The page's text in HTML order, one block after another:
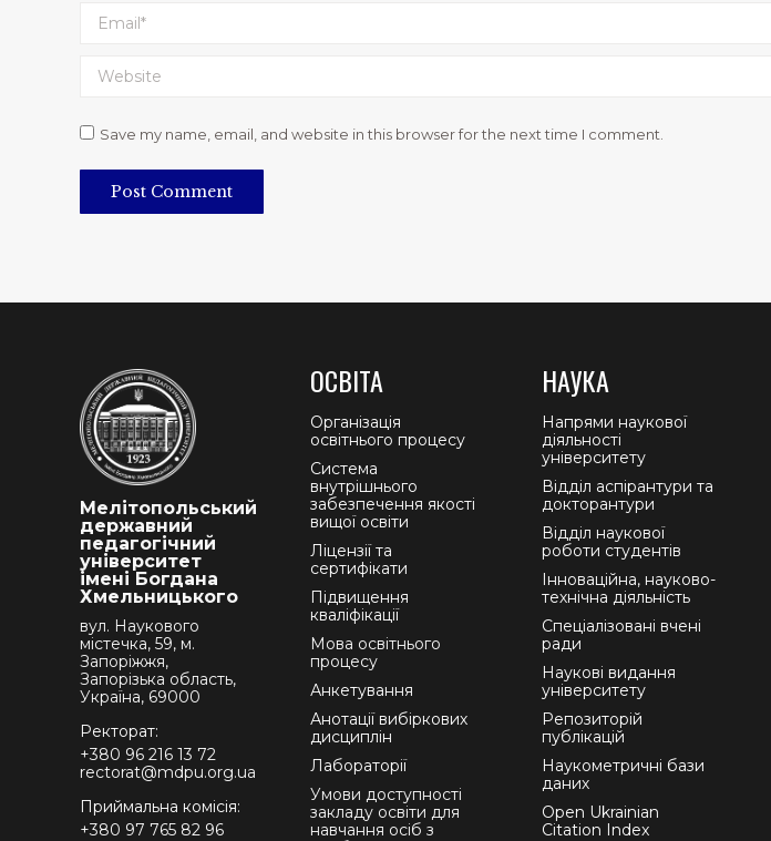
Email *
Website
Save my name, email, and website in this browser for the next time I comment.
Post Comment
Мелітопольський
державний
педагогічний
університет
імені Богдана
Хмельницького
вул. Наукового
містечка, 59, м.
Запоріжжя,
Запорізька область,
Україна, 69000
Ректорат:
+380 96 216 13 72
rectorat@mdpu.org.ua
Приймальна комісія:
+380 97 765 82 96
ОСВІТА
Організація
освітнього процесу
Система
внутрішнього
забезпечення якості
вищої освіти
Ліцензії та
сертифікати
Підвищення
кваліфікації
Мова освітнього
процесу
Анкетування
Анотації вибіркових
дисциплін
Лабораторії
Умови доступності
закладу освіти для
навчання осіб з
НАУКА
Напрями наукової
діяльності
університету
Відділ аспірантури та
докторантури
Відділ наукової
роботи студентів
Інноваційна, науково-
технічна діяльність
Спеціалізовані вчені
ради
Наукові видання
університету
Репозиторій
публікацій
Наукометричні бази
даних
Open Ukrainian
Citation Index